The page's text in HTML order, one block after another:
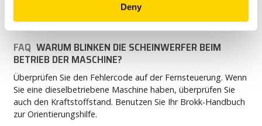
Deny
Nach jeder 8-stündigen Arbeitsschicht.
FAQ WARUM BLINKEN DIE SCHEINWERFER BEIM
BETRIEB DER MASCHINE?
Überprüfen Sie den Fehlercode auf der Fernsteuerung. Wenn
Sie eine dieselbetriebene Maschine haben, überprüfen Sie
auch den Kraftstoffstand. Benutzen Sie Ihr Brokk-Handbuch
zur Orientierungshilfe.